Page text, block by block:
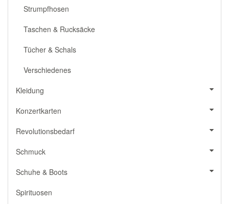
Strumpfhosen
Taschen & Rucksäcke
Tücher & Schals
Verschiedenes
Kleidung
Konzertkarten
Revolutionsbedarf
Schmuck
Schuhe & Boots
Spirituosen